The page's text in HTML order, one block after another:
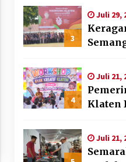
3
Juli 29,
Hari
4
Juli 21,
Klaten
Anak
Juli 21,